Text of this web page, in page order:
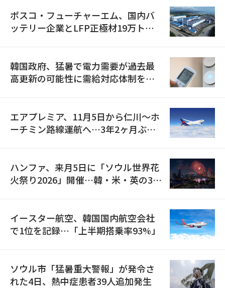
ポスコ・フューチャーエム、国内バ
ッテリー企業とLFP正極材19万トン
韓国政府、猛暑で電力需要が過去最
高更新の可能性に需給対応体制を点
エアプレミア、11月5日から仁川〜ホ
ーチミン路線運航へ…3年2ヶ月ぶり
ハンファ、来月5日に「ソウル世界花
火祭り2026」開催…韓・米・英の3カ
イースター航空、韓国国内航空会社
で1位を記録…「上半期搭乗率93%」
ソウル市「猛暑重大警報」が発令さ
れた4日、熱中症患者39人追加発生